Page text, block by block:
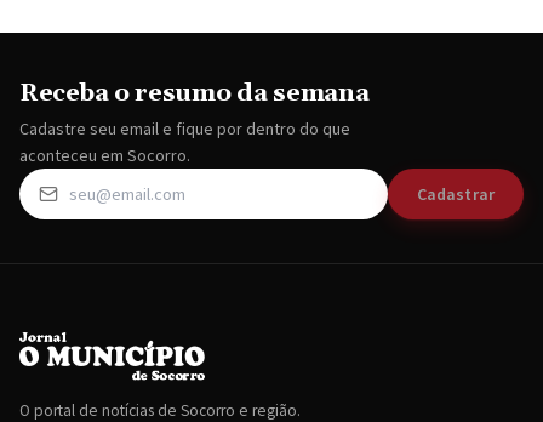
Receba o resumo da semana
Cadastre seu email e fique por dentro do que
aconteceu em Socorro.
Cadastrar
O portal de notícias de Socorro e região.